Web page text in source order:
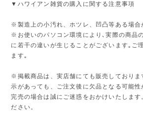
▼ハワイアン雑貨の購入に関する注意事項
※製造上の小汚れ、ホツレ、凹凸等ある場合
※お使いのパソコン環境により､実際の商品
に若干の違いが生じることがございます｡ご
ます｡
※掲載商品は、実店舗にても販売しておりま
示があっても、ご注文後に欠品となる可能性
完売の場合は誠にご迷惑をおかけいたします
ださい。